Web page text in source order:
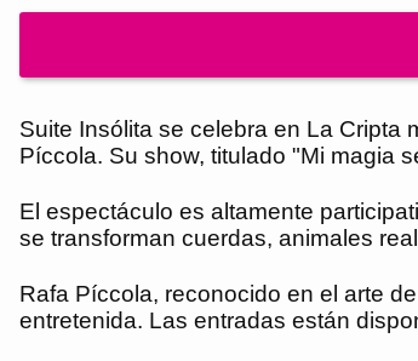
Suite Insólita se celebra en La Cripta
Píccola. Su show, titulado "Mi magia
El espectáculo es altamente
se transforman cuerdas, animales
Rafa Píccola, reconocido en el arte
entretenida. Las entradas están